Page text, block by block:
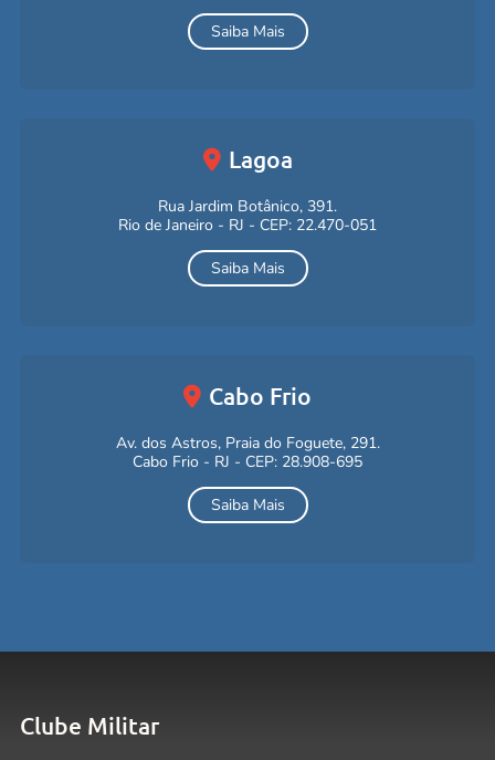
Saiba Mais
Lagoa
Rua Jardim Botânico, 391.
Rio de Janeiro - RJ - CEP: 22.470-051
Saiba Mais
Cabo Frio
Av. dos Astros, Praia do Foguete, 291.
Cabo Frio - RJ - CEP: 28.908-695
Saiba Mais
Clube Militar